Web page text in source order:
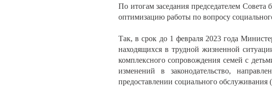
По итогам заседания председателем
оптимизацию работы по вопросу
Так, в срок до 1 февраля 2023 года
находящихся в трудной жизненной
комплексного сопровождения семей с
изменений в законодательство,
предоставлении социального обслуживания